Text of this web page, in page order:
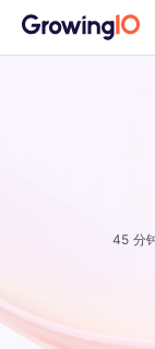
45 分